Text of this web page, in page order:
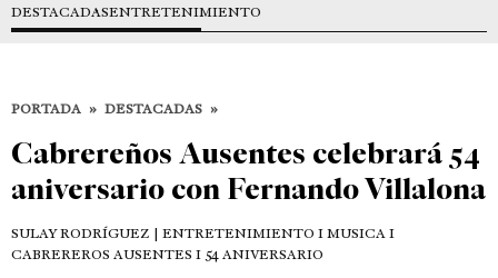
DESTACADASENTRETENIMIENTO
PORTADA » DESTACADAS »
Cabrereños Ausentes celebrará 54
aniversario con Fernando Villalona
SULAY RODRÍGUEZ | ENTRETENIMIENTO I MUSICA I
CABREREROS AUSENTES I 54 ANIVERSARIO